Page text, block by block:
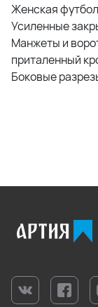
Женская
Усиленные
Манжеты и
приталенный
Боковые